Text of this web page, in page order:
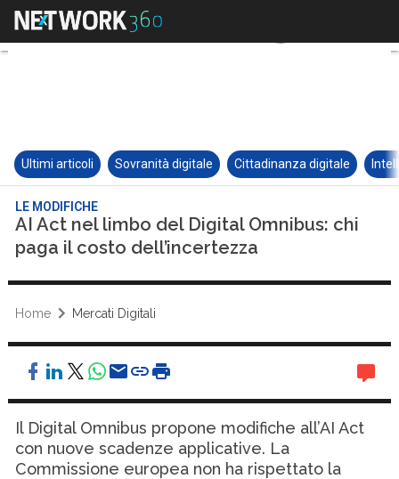
Ultimi articoli Sovranità digitale Cittadinanza digitale
LE MODIFICHE
AI Act nel limbo del Digital Omnibus: chi
paga il costo dell’incertezza
Home Mercati Digitali
Il Digital Omnibus propone modifiche all’AI Act
con nuove scadenze applicative. La
Commissione europea non ha rispettato la